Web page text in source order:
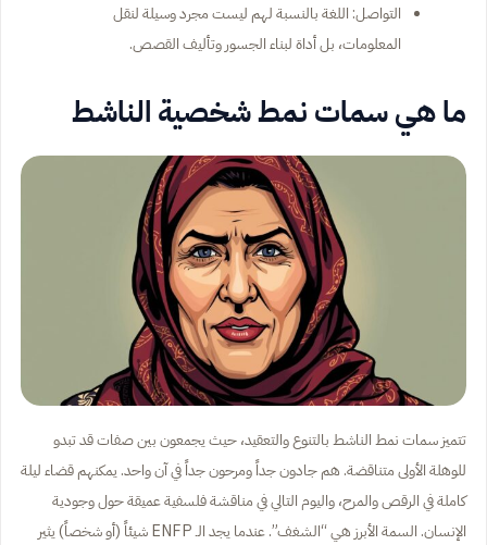
التواصل: اللغة بالنسبة لهم ليست مجرد وسيلة لنقل
المعلومات، بل أداة لبناء الجسور وتأليف القصص.
ما هي سمات نمط شخصية الناشط
تتميز سمات نمط الناشط بالتنوع والتعقيد، حيث يجمعون بين صفات قد تبدو
للوهلة الأولى متناقضة. هم جادون جداً ومرحون جداً في آن واحد. يمكنهم قضاء ليلة
كاملة في الرقص والمرح، واليوم التالي في مناقشة فلسفية عميقة حول وجودية
الإنسان. السمة الأبرز هي “الشغف”. عندما يجد الـ ENFP شيئاً (أو شخصاً) يثير